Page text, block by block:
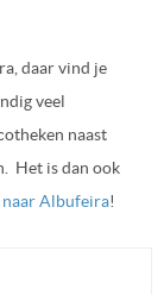
daar vind je
veel
naast
Het is dan ook
naar Albufeira!